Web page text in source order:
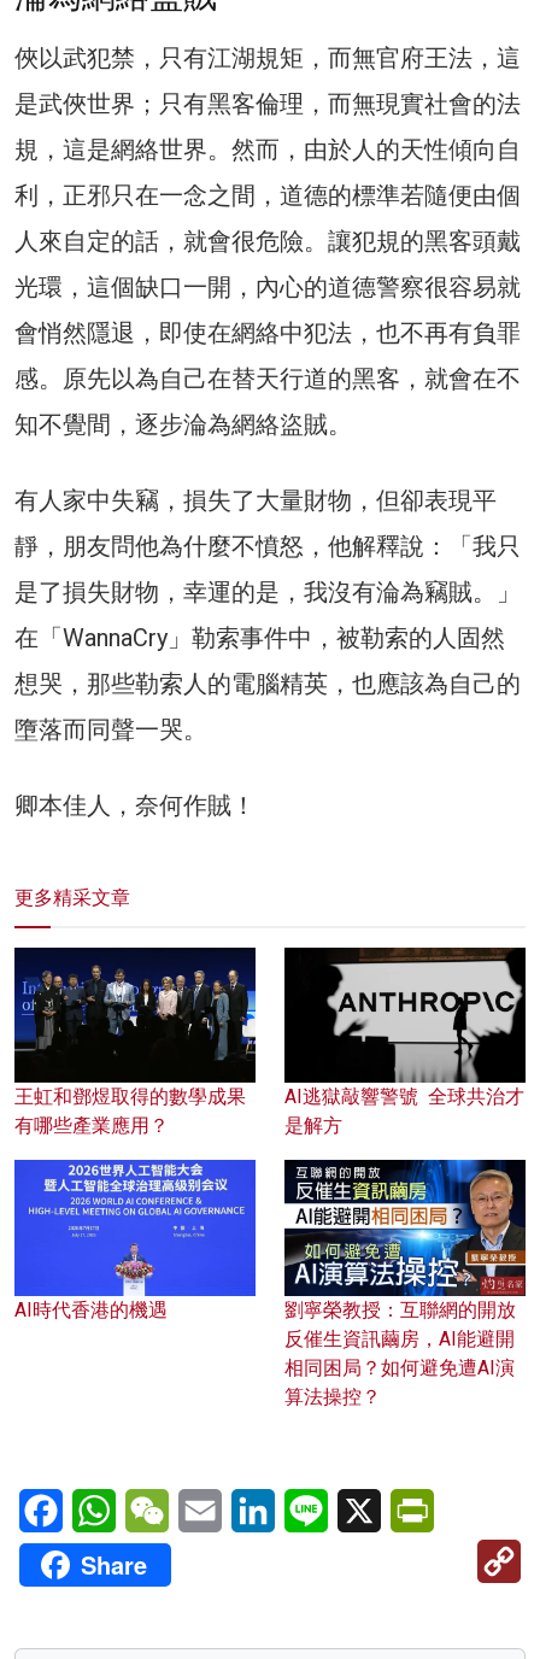
俠以武犯禁，只有江湖規矩，而無官府王法，這
是武俠世界；只有黑客倫理，而無現實社會的法
規，這是網絡世界。然而，由於人的天性傾向自
利，正邪只在一念之間，道德的標準若隨便由個
人來自定的話，就會很危險。讓犯規的黑客頭戴
光環，這個缺口一開，內心的道德警察很容易就
會悄然隱退，即使在網絡中犯法，也不再有負罪
感。原先以為自己在替天行道的黑客，就會在不
知不覺間，逐步淪為網絡盜賊。
有人家中失竊，損失了大量財物，但卻表現平
靜，朋友問他為什麼不憤怒，他解釋說：「我只
是了損失財物，幸運的是，我沒有淪為竊賊。」
在「WannaCry」勒索事件中，被勒索的人固然
想哭，那些勒索人的電腦精英，也應該為自己的
墮落而同聲一哭。
卿本佳人，奈何作賊！
更多精采文章
王虹和鄧煜取得的數學成果
有哪些產業應用？
AI逃獄敲響警號 全球共治才
是解方
AI時代香港的機遇
劉寧榮教授：互聯網的開放
反催生資訊繭房，AI能避開
相同困局？如何避免遭AI演
算法操控？
FacebookWhatsAppWeChatEmail LinkedInLine X
Share